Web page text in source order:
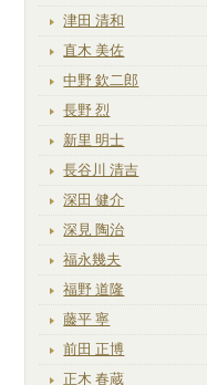
津田 清和
直木 美佐
中野 欽二郎
長野 烈
新里 明士
長谷川 清吉
深田 健介
深見 陶治
福永幾夫
福野 道隆
藤平 寧
前田 正博
正木 春蔵